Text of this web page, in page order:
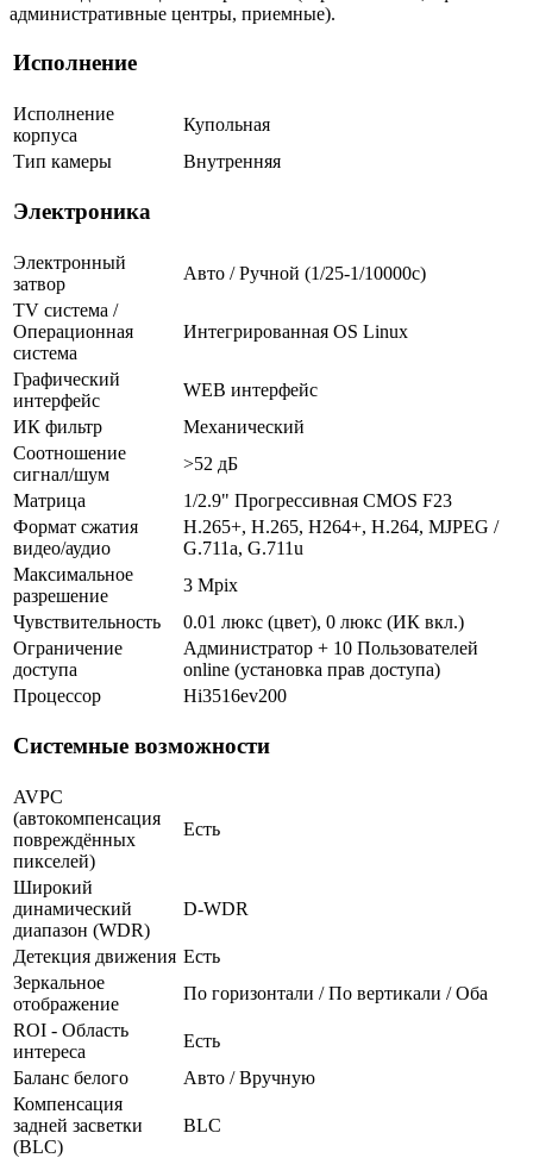
административные центры, приемные).
Исполнение
Исполнение
корпуса
Купольная
Тип камеры
Внутренняя
Электроника
Электронный
затвор
Авто / Ручной (1/25-1/10000c)
TV система /
Операционная
система
Интегрированная OS Linux
Графический
интерфейс
WEB интерфейс
ИК фильтр
Механический
Соотношение
сигнал/шум
>52 дБ
Матрица
1/2.9" Прогрессивная CMOS F23
Формат сжатия
видео/аудио
H.265+, H.265, H264+, H.264, MJPEG /
G.711a, G.711u
Максимальное
разрешение
3 Mpix
Чувствительность
0.01 люкс (цвет), 0 люкс (ИК вкл.)
Ограничение
доступа
Администратор + 10 Пользователей
online (установка прав доступа)
Процессор
Hi3516ev200
Системные возможности
AVPC
(автокомпенсация
повреждённых
пикселей)
Есть
Широкий
динамический
диапазон (WDR)
D-WDR
Детекция движения Есть
Зеркальное
отображение
По горизонтали / По вертикали / Оба
ROI - Область
интереса
Есть
Баланс белого
Авто / Вручную
Компенсация
задней засветки
(BLC)
BLC